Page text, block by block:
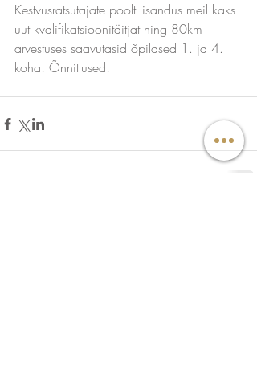
Kestvusratsutajate poolt lisandus meil kaks
uut kvalifikatsioonitäitjat ning 80km
arvestuses saavutasid õpilased 1. ja 4.
koha! Õnnitlused!